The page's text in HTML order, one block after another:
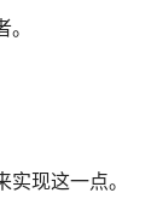
现这一点。